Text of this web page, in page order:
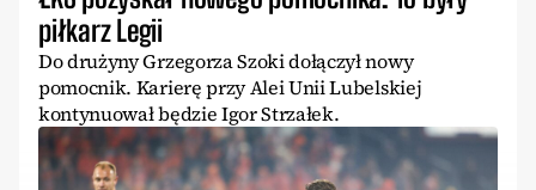
piłkarz Legii
Do drużyny Grzegorza Szoki dołączył nowy
pomocnik. Karierę przy Alei Unii Lubelskiej
kontynuował będzie Igor Strzałek.